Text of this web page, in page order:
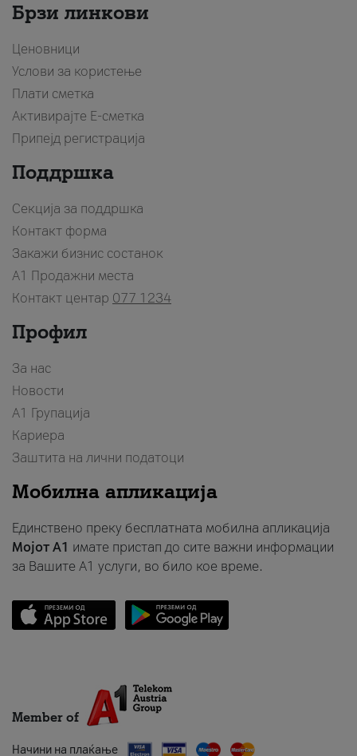
Брзи линкови
Ценовници
Услови за користење
Плати сметка
Активирајте Е-сметка
Припејд регистрација
Поддршка
Секција за поддршка
Контакт форма
Закажи бизнис состанок
A1 Продажни места
Контакт центар 077 1234
Профил
За нас
Новости
А1 Групација
Кариера
Заштита на лични податоци
Мобилна апликација
Единствено преку бесплатната мобилна апликација
Мојот A1 имате пристап до сите важни информации
за Вашите A1 услуги, во било кое време.
Member of
Начини на плаќање